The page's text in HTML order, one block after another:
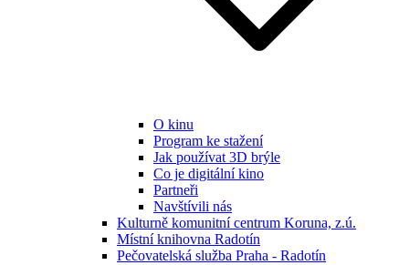
O kinu
Program ke stažení
Jak používat 3D brýle
Co je digitální kino
Partneři
Navštívili nás
Kulturně komunitní centrum Koruna, z.ú.
Místní knihovna Radotín
Pečovatelská služba Praha - Radotín